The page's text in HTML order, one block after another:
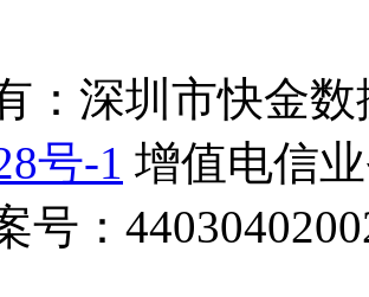
：深圳市快金
号-1 增值电信
号：